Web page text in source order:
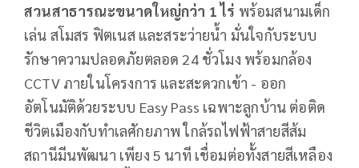
สวนสาธารณะขนาดใหญ่กว่า 1 ไร่ พร้อมสนามเด็ก
เล่น สโมสร ฟิตเนส และสระว่ายน้ำ มั่นใจกับระบบ
รักษาความปลอดภัยตลอด 24 ชั่วโมง พร้อมกล้อง
CCTV ภายในโครงการ และสะดวกเข้า - ออก
อัตโนมัติด้วยระบบ Easy Pass เฉพาะลูกบ้าน ต่อติด
ชีวิตเมืองกับทำเลศักยภาพ ใกล้รถไฟฟ้าสายสีส้ม
สถานีมีนพัฒนา เพียง 5 นาที เชื่อมต่อทั้งสายสีเหลือง